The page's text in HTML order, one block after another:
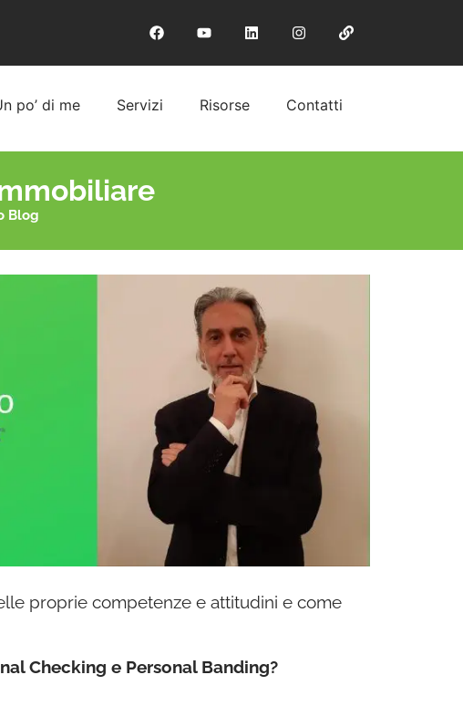
po’ di me Servizi Risorse Contatti
Blog
proprie competenze e attitudini e come
Checking e Personal Banding?